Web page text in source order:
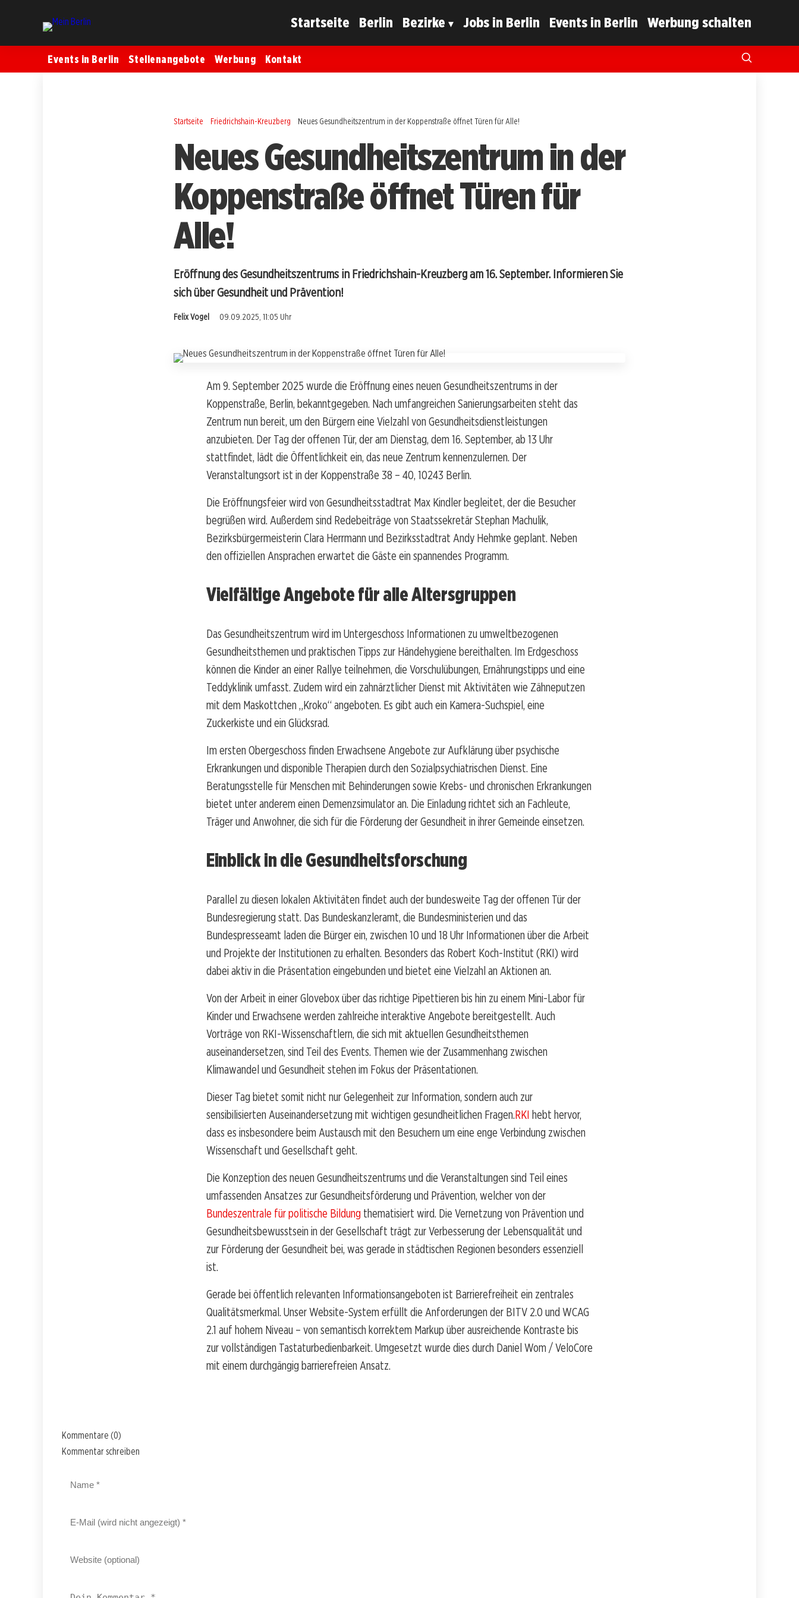
Startseite Berlin Bezirke Jobs in Berlin Events in Berlin Werbung schalten
Events in Berlin Stellenangebote Werbung Kontakt
Startseite Friedrichshain-Kreuzberg Neues Gesundheitszentrum in der Koppenstraße öffnet Türen für Alle!
Neues Gesundheitszentrum in der
Koppenstraße öffnet Türen für
Alle!
Eröffnung des Gesundheitszentrums in Friedrichshain-Kreuzberg am 16. September. Informieren Sie
sich über Gesundheit und Prävention!
Felix Vogel 09.09.2025, 11:05 Uhr
Am 9. September 2025 wurde die Eröffnung eines neuen Gesundheitszentrums in der
Koppenstraße, Berlin, bekanntgegeben. Nach umfangreichen Sanierungsarbeiten steht das
Zentrum nun bereit, um den Bürgern eine Vielzahl von Gesundheitsdienstleistungen
anzubieten. Der Tag der offenen Tür, der am Dienstag, dem 16. September, ab 13 Uhr
stattfindet, lädt die Öffentlichkeit ein, das neue Zentrum kennenzulernen. Der
Veranstaltungsort ist in der Koppenstraße 38 – 40, 10243 Berlin.
Die Eröffnungsfeier wird von Gesundheitsstadtrat Max Kindler begleitet, der die Besucher
begrüßen wird. Außerdem sind Redebeiträge von Staatssekretär Stephan Machulik,
Bezirksbürgermeisterin Clara Herrmann und Bezirksstadtrat Andy Hehmke geplant. Neben
den offiziellen Ansprachen erwartet die Gäste ein spannendes Programm.
Vielfältige Angebote für alle Altersgruppen
Das Gesundheitszentrum wird im Untergeschoss Informationen zu umweltbezogenen
Gesundheitsthemen und praktischen Tipps zur Händehygiene bereithalten. Im Erdgeschoss
können die Kinder an einer Rallye teilnehmen, die Vorschulübungen, Ernährungstipps und eine
Teddyklinik umfasst. Zudem wird ein zahnärztlicher Dienst mit Aktivitäten wie Zähneputzen
mit dem Maskottchen „Kroko“ angeboten. Es gibt auch ein Kamera-Suchspiel, eine
Zuckerkiste und ein Glücksrad.
Im ersten Obergeschoss finden Erwachsene Angebote zur Aufklärung über psychische
Erkrankungen und disponible Therapien durch den Sozialpsychiatrischen Dienst. Eine
Beratungsstelle für Menschen mit Behinderungen sowie Krebs- und chronischen Erkrankungen
bietet unter anderem einen Demenzsimulator an. Die Einladung richtet sich an Fachleute,
Träger und Anwohner, die sich für die Förderung der Gesundheit in ihrer Gemeinde einsetzen.
Einblick in die Gesundheitsforschung
Parallel zu diesen lokalen Aktivitäten findet auch der bundesweite Tag der offenen Tür der
Bundesregierung statt. Das Bundeskanzleramt, die Bundesministerien und das
Bundespresseamt laden die Bürger ein, zwischen 10 und 18 Uhr Informationen über die Arbeit
und Projekte der Institutionen zu erhalten. Besonders das Robert Koch-Institut (RKI) wird
dabei aktiv in die Präsentation eingebunden und bietet eine Vielzahl an Aktionen an.
Von der Arbeit in einer Glovebox über das richtige Pipettieren bis hin zu einem Mini-Labor für
Kinder und Erwachsene werden zahlreiche interaktive Angebote bereitgestellt. Auch
Vorträge von RKI-Wissenschaftlern, die sich mit aktuellen Gesundheitsthemen
auseinandersetzen, sind Teil des Events. Themen wie der Zusammenhang zwischen
Klimawandel und Gesundheit stehen im Fokus der Präsentationen.
Dieser Tag bietet somit nicht nur Gelegenheit zur Information, sondern auch zur
sensibilisierten Auseinandersetzung mit wichtigen gesundheitlichen Fragen.RKI hebt hervor,
dass es insbesondere beim Austausch mit den Besuchern um eine enge Verbindung zwischen
Wissenschaft und Gesellschaft geht.
Die Konzeption des neuen Gesundheitszentrums und die Veranstaltungen sind Teil eines
umfassenden Ansatzes zur Gesundheitsförderung und Prävention, welcher von der
Bundeszentrale für politische Bildung thematisiert wird. Die Vernetzung von Prävention und
Gesundheitsbewusstsein in der Gesellschaft trägt zur Verbesserung der Lebensqualität und
zur Förderung der Gesundheit bei, was gerade in städtischen Regionen besonders essenziell
ist.
Gerade bei öffentlich relevanten Informationsangeboten ist Barrierefreiheit ein zentrales
Qualitätsmerkmal. Unser Website-System erfüllt die Anforderungen der BITV 2.0 und WCAG
2.1 auf hohem Niveau – von semantisch korrektem Markup über ausreichende Kontraste bis
zur vollständigen Tastaturbedienbarkeit. Umgesetzt wurde dies durch Daniel Wom / VeloCore
mit einem durchgängig barrierefreien Ansatz.
Kommentare (0)
Kommentar schreiben